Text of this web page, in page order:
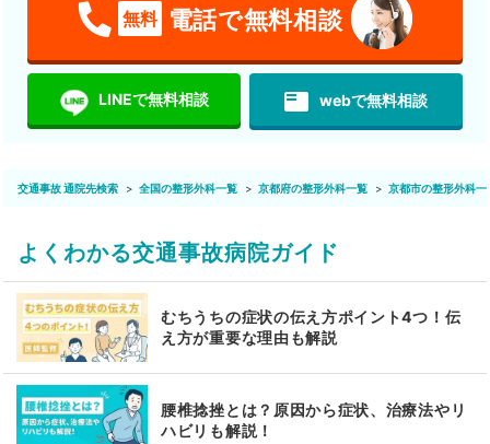
無料 電話で無料相談
LINEで無料相談 featured_play_list webで無料相談
交通事故 通院先検索 全国の整形外科一覧 京都府の整形外科一覧 京都市の整形外科一
よくわかる交通事故病院ガイド
むちうちの症状の伝え方ポイント4つ！伝
え方が重要な理由も解説
腰椎捻挫とは？原因から症状、治療法やリ
ハビリも解説！